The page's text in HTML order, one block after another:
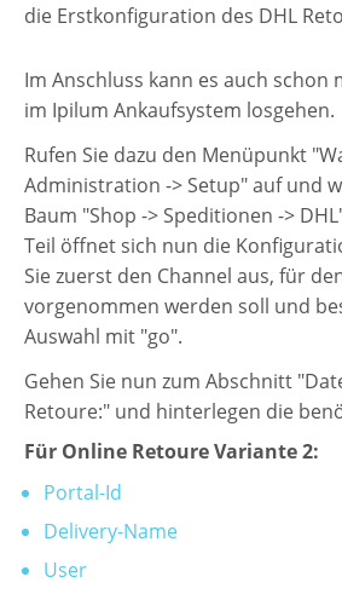
Schnittstelle für Preisvergleiche
Liveeditor
die Erstkonfiguration des DHL
Im Anschluss kann es auch
im Ipilum Ankaufsystem losgehen.
Rufen Sie dazu den Menüpunkt
Administration -> Setup" auf und
Baum "Shop -> Speditionen ->
Teil öffnet sich nun die
Sie zuerst den Channel aus, für
vorgenommen werden soll und
Auswahl mit "go".
Gehen Sie nun zum Abschnitt
Retoure:" und hinterlegen die
Für Online Retoure Variante 2:
Portal-Id
Delivery-Name
User